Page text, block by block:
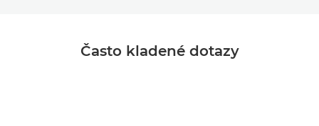
Často kladené dotazy